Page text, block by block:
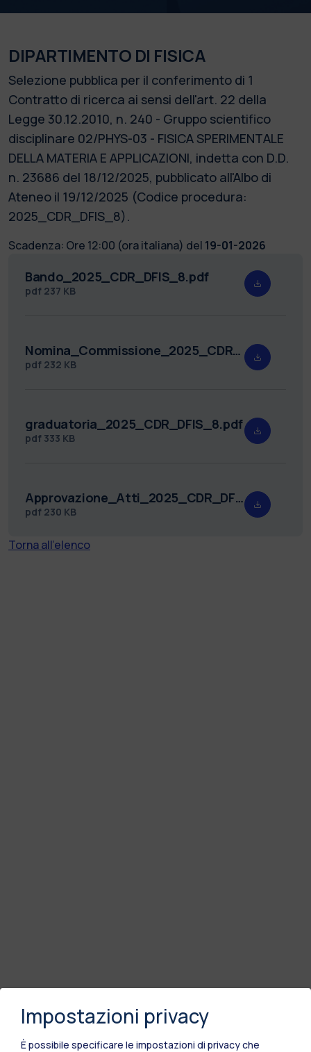
DIPARTIMENTO DI FISICA
Selezione pubblica per il conferimento di 1
Contratto di ricerca ai sensi dell'art. 22 della
Legge 30.12.2010, n. 240 - Gruppo scientifico
disciplinare 02/PHYS-03 - FISICA SPERIMENTALE
DELLA MATERIA E APPLICAZIONI, indetta con D.D.
n. 23686 del 18/12/2025, pubblicato all'Albo di
Ateneo il 19/12/2025 (Codice procedura:
2025_CDR_DFIS_8).
Scadenza: Ore 12:00 (ora italiana) del 19-01-2026
Bando_2025_CDR_DFIS_8.pdf
pdf 237 KB
Nomina_Commissione_2025_CDR_DFIS_8.pdf
pdf 232 KB
graduatoria_2025_CDR_DFIS_8.pdf
pdf 333 KB
Approvazione_Atti_2025_CDR_DFIS_8.pdf
pdf 230 KB
Torna all'elenco
Impostazioni privacy
È possibile specificare le impostazioni di privacy che